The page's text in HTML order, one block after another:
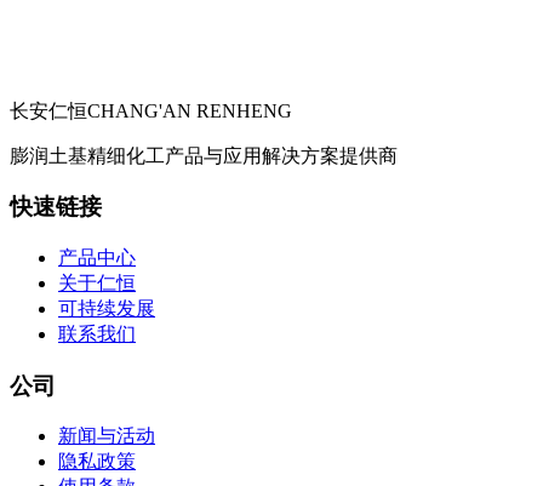
长安仁恒CHANG'AN RENHENG
膨润土基精细化工产品与应用解决方案提供商
快速链接
产品中心
关于仁恒
可持续发展
联系我们
公司
新闻与活动
隐私政策